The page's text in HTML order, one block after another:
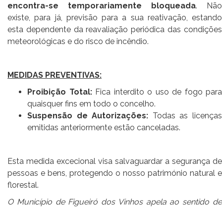
encontra-se temporariamente bloqueada. Não
existe, para já, previsão para a sua reativação, estando
esta dependente da reavaliação periódica das condições
meteorológicas e do risco de incêndio.
MEDIDAS PREVENTIVAS:
Proibição Total:Fica interdito o uso de fogo para
quaisquer fins em todo o concelho.
Suspensão de Autorizações: Todas as licenças
emitidas anteriormente estão canceladas.
Esta medida excecional visa salvaguardar a segurança de
pessoas e bens, protegendo o nosso património natural e
florestal.
O Município de Figueiró dos Vinhos apela ao sentido de